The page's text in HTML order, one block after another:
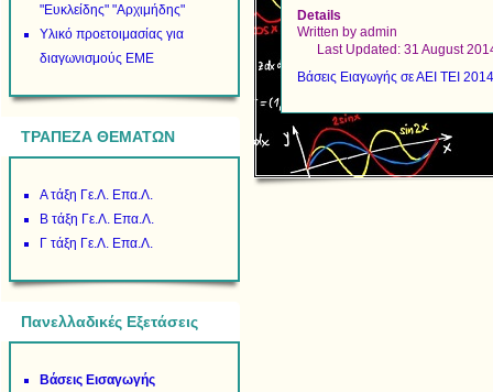
"Ευκλείδης" "Αρχιμήδης"
Υλικό προετοιμασίας για
διαγωνισμούς ΕΜΕ
ΤΡΑΠΕΖΑ ΘΕΜΑΤΩΝ
Α τάξη Γε.Λ. Επα.Λ.
Β τάξη Γε.Λ. Επα.Λ.
Γ τάξη Γε.Λ. Επα.Λ.
Πανελλαδικές Εξετάσεις
Βάσεις Εισαγωγής
Details
Written byadmin
Last Updated: 31 August
Βάσεις Ειαγωγής σε ΑΕΙ ΤΕΙ